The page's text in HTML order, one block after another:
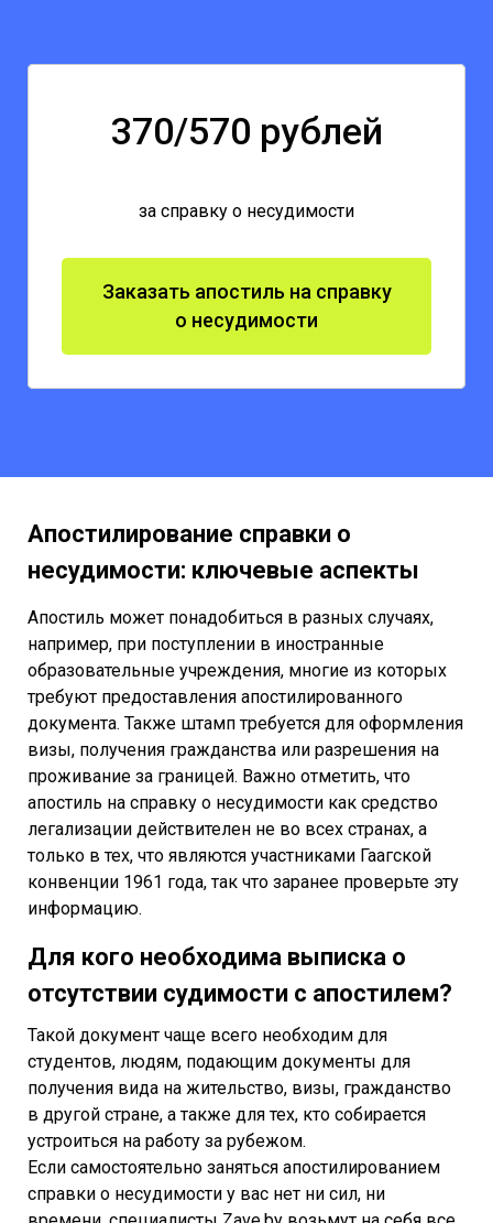
370/570 рублей
за справку о несудимости
Заказать апостиль на справку
о несудимости
Апостилирование справки о
несудимости: ключевые аспекты
Апостиль может понадобиться в разных случаях,
например, при поступлении в иностранные
образовательные учреждения, многие из которых
требуют предоставления апостилированного
документа. Также штамп требуется для оформления
визы, получения гражданства или разрешения на
проживание за границей. Важно отметить, что
апостиль на справку о несудимости как средство
легализации действителен не во всех странах, а
только в тех, что являются участниками Гаагской
конвенции 1961 года, так что заранее проверьте эту
информацию.
Для кого необходима выписка о
отсутствии судимости с апостилем?
Такой документ чаще всего необходим для
студентов, людям, подающим документы для
получения вида на жительство, визы, гражданство
в другой стране, а также для тех, кто собирается
устроиться на работу за рубежом.
Если самостоятельно заняться апостилированием
справки о несудимости у вас нет ни сил, ни